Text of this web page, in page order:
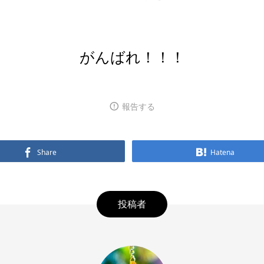
がんばれ！！！
報告する
Share Hatena
投稿者